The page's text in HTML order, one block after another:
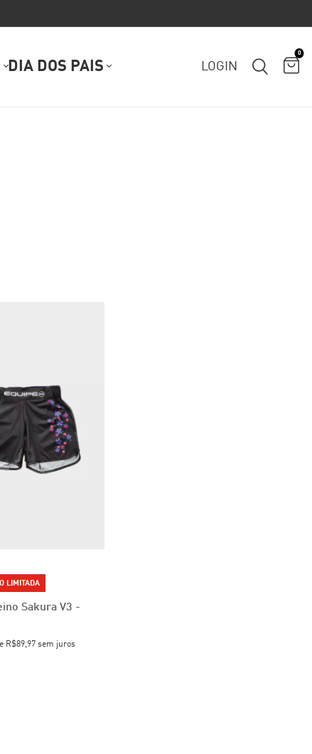
DIA DOS PAIS LOGIN
0
LIMITADA
Sakura V3 -
R$89,97 sem juros